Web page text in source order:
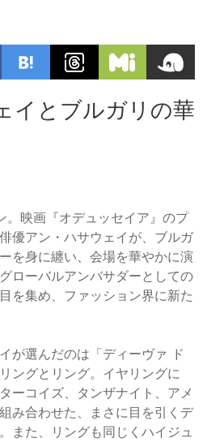
イとブルガリの華
映画『オデュッセイア』のプ
優アン・ハサウェイが、ブルガ
を身に纏い、会場を華やかに演
ローバルアンバサダーとしての
を集め、ファッション界に新た
が選んだのは「ディーヴァ ド
ングとリング。イヤリングに
ーコイズ、タンザナイト、アメ
み合わせた、まさに目を引くデ
また、リングも同じくハイジュ